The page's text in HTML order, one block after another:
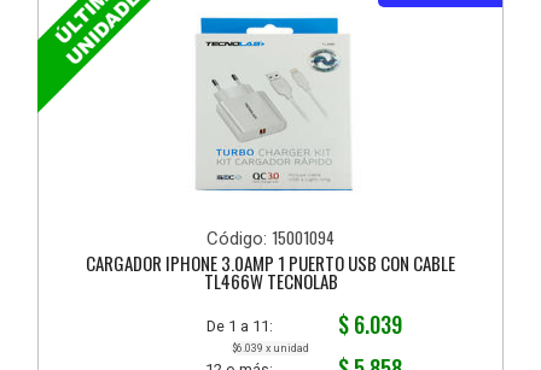
Código: 15001094
CARGADOR IPHONE 3.0AMP 1 PUERTO USB CON CABLE
TL466W TECNOLAB
De 1 a 11: $ 6.039
$6.039 x unidad